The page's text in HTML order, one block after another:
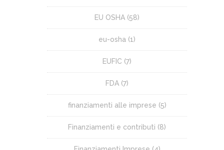
EU OSHA (58)
eu-osha (1)
EUFIC (7)
FDA (7)
finanziamenti alle imprese (5)
Finanziamenti e contributi (8)